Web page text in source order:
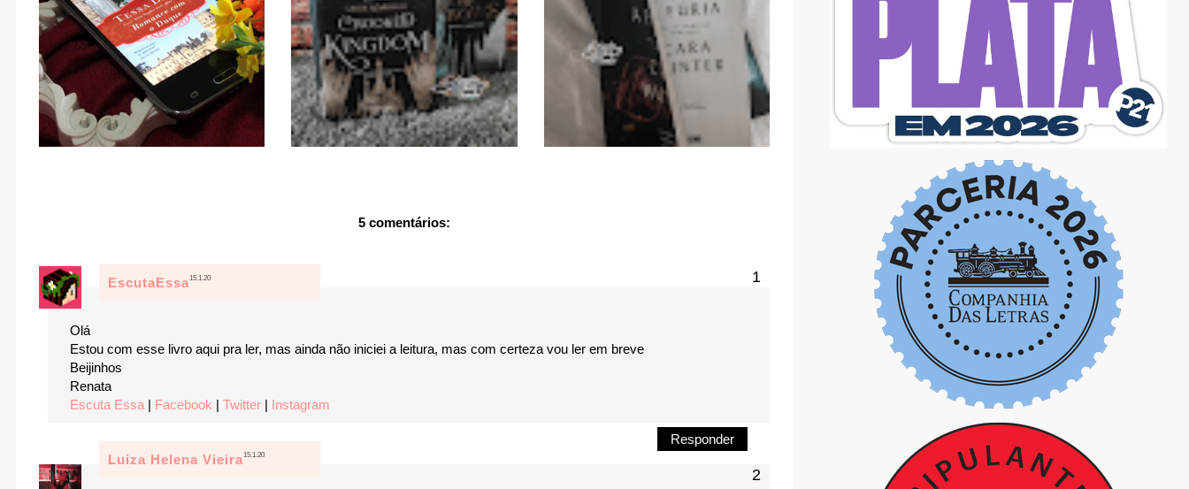
5 comentários:
EscutaEssa15.1.20
Olá
Estou com esse livro aqui pra ler, mas ainda não iniciei a leitura, mas com certeza vou ler em breve
Beijinhos
Renata
Escuta Essa| Facebook | Twitter | Instagram
Responder
Luiza Helena Vieira15.1.20